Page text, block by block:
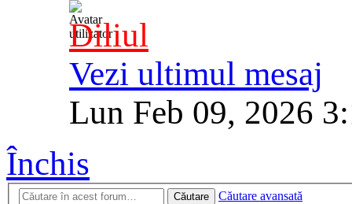
Diliul
Vezi ultimul mesaj
Lun Feb 09, 2026
Închis
Căutare Căutare avansată